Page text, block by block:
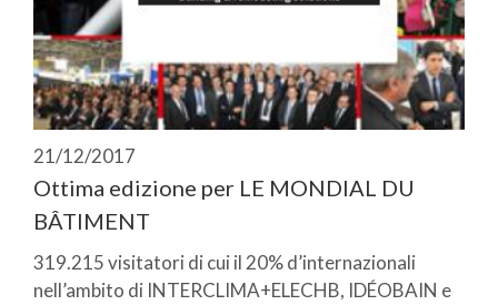
21/12/2017
Ottima edizione per LE MONDIAL DU
BÂTIMENT
319.215 visitatori di cui il 20% d’internazionali
nell’ambito di INTERCLIMA+ELECHB, IDÉOBAIN e